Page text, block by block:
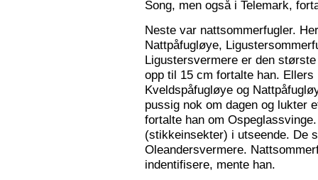
Song, men også i Telemark,
Neste var nattsommerfugler.
Nattpåfugløye,
Ligustersvermere er den
opp til 15 cm fortalte han.
Kveldspåfugløye og
pussig nok om dagen og lukter
fortalte han om
(stikkeinsekter) i utseende. De
Oleandersvermere.
indentifisere, mente han.